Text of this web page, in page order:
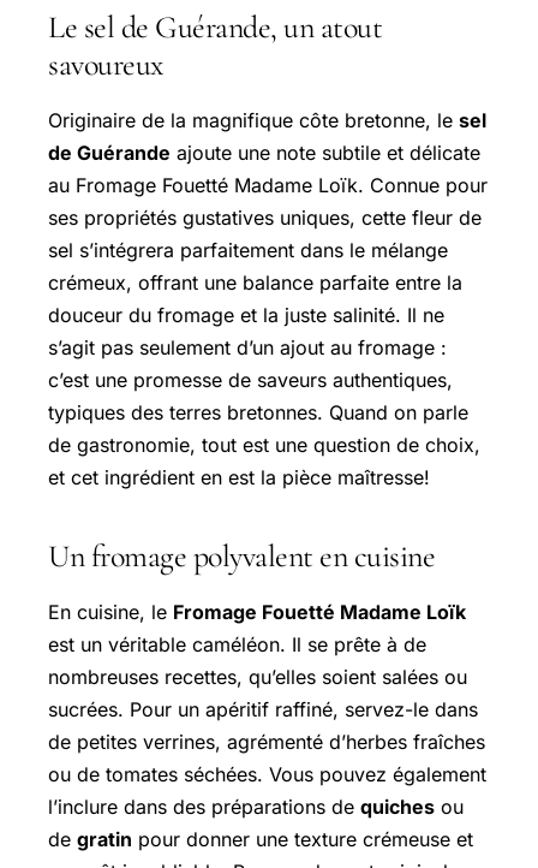
Le sel de Guérande, un atout
savoureux
Originaire de la magnifique côte bretonne, le sel
de Guérande ajoute une note subtile et délicate
au Fromage Fouetté Madame Loïk. Connue pour
ses propriétés gustatives uniques, cette fleur de
sel s’intégrera parfaitement dans le mélange
crémeux, offrant une balance parfaite entre la
douceur du fromage et la juste salinité. Il ne
s’agit pas seulement d’un ajout au fromage :
c’est une promesse de saveurs authentiques,
typiques des terres bretonnes. Quand on parle
de gastronomie, tout est une question de choix,
et cet ingrédient en est la pièce maîtresse!
Un fromage polyvalent en cuisine
En cuisine, le Fromage Fouetté Madame Loïk
est un véritable caméléon. Il se prête à de
nombreuses recettes, qu’elles soient salées ou
sucrées. Pour un apéritif raffiné, servez-le dans
de petites verrines, agrémenté d’herbes fraîches
ou de tomates séchées. Vous pouvez également
l’inclure dans des préparations de quiches ou
de gratin pour donner une texture crémeuse et